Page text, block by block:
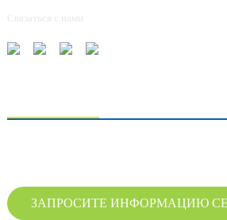
Связаться с нами
ЗАПРОСИТЕ ИНФОРМАЦИЮ